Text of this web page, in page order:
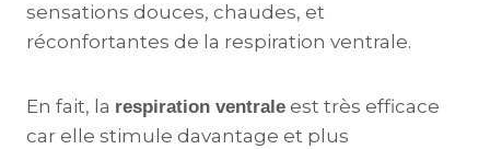
sensations douces, chaudes, et
réconfortantes de la respiration ventrale.
En fait, la respiration ventrale est très efficace
car elle stimule davantage et plus